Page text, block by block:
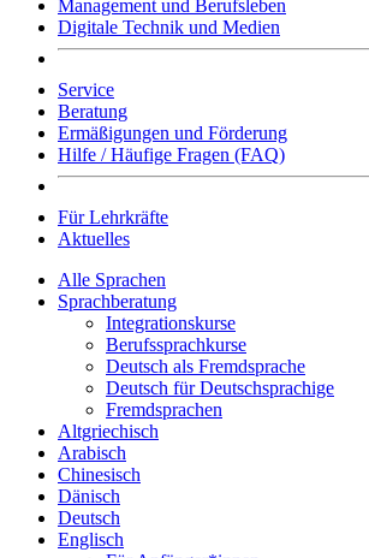
Management und Berufsleben
Digitale Technik und Medien
Service
Beratung
Ermäßigungen und Förderung
Hilfe / Häufige Fragen (FAQ)
Für Lehrkräfte
Aktuelles
Alle Sprachen
Sprachberatung
Integrationskurse
Berufssprachkurse
Deutsch als Fremdsprache
Deutsch für Deutschsprachige
Fremdsprachen
Altgriechisch
Arabisch
Chinesisch
Dänisch
Deutsch
Englisch